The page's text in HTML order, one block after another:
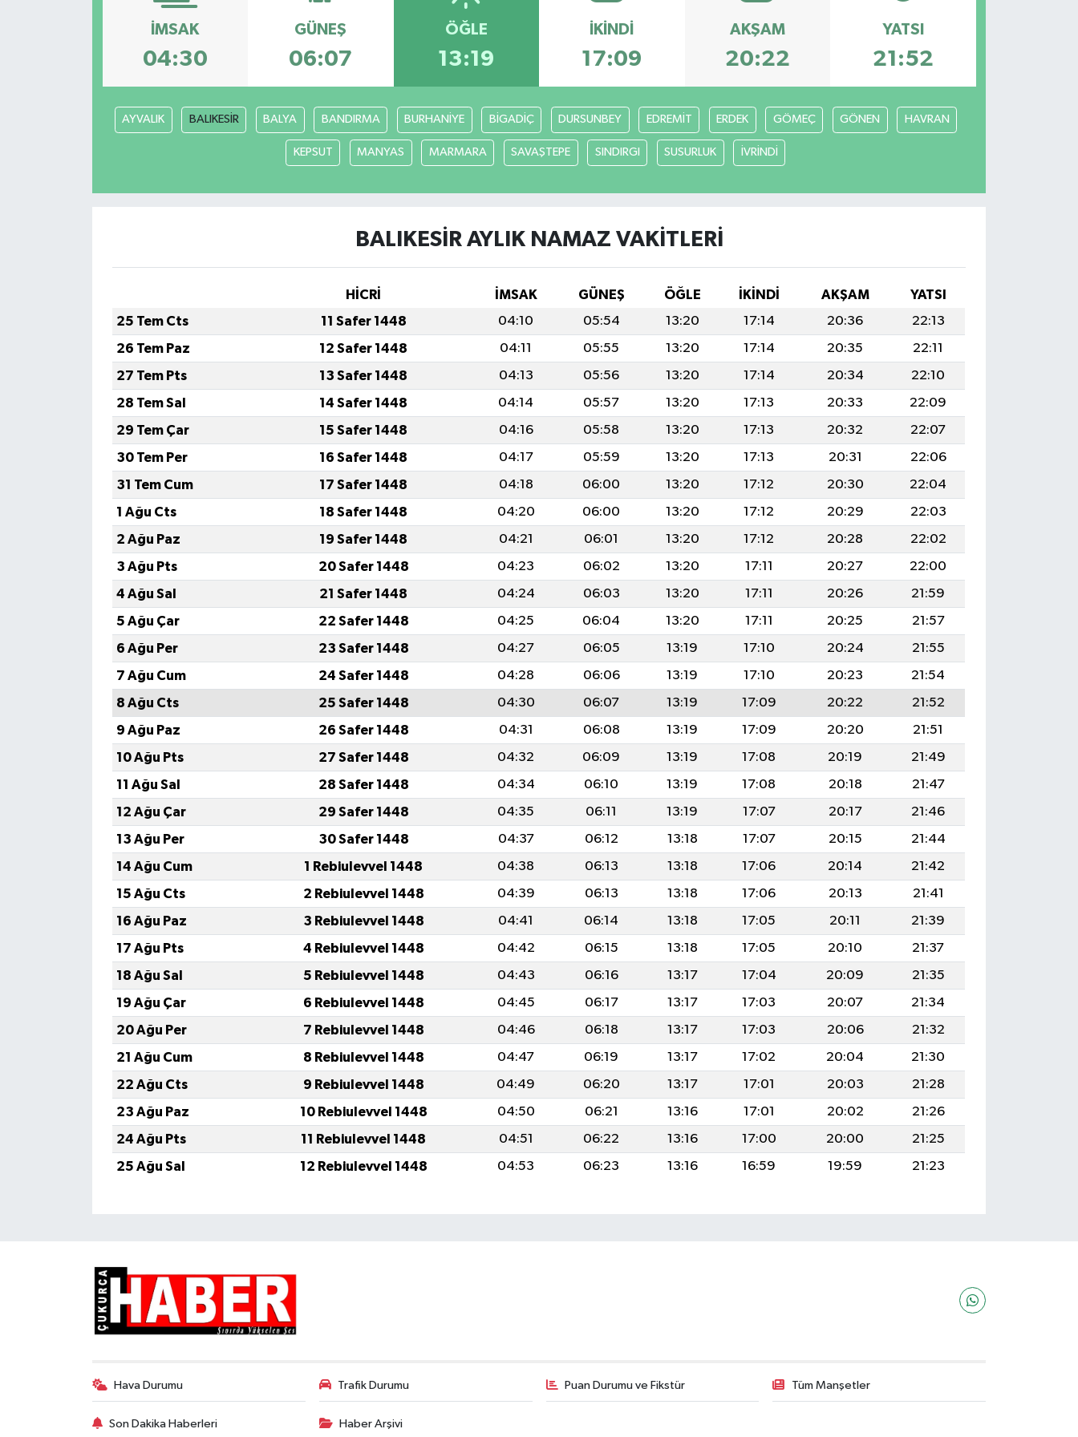
İMSAK
04:30
GÜNEŞ
06:07
ÖĞLE
13:19
İKINDI
17:09
AKŞAM
20:22
YATSI
21:52
AYVALIK BALIKESİR BALYA BANDIRMA BURHANİYE BİGADİÇ DURSUNBEY EDREMİT ERDEK GÖMEÇ GÖNEN HAVRAN
KEPSUT MANYAS MARMARA SAVAŞTEPE SINDIRGI SUSURLUK İVRİNDİ
BALIKESİR AYLIK NAMAZ VAKITLERI
HİCRİ İMSAK GÜNEŞ ÖĞLE İKINDI AKŞAM
YATSI
25 Tem Cts
11 Safer 1448 04:10 05:54 13:20 17:14 20:36
22:13
26 Tem Paz
12 Safer 1448 04:11 05:55 13:20 17:14 20:35
22:11
27 Tem Pts
13 Safer 1448 04:13 05:56 13:20 17:14 20:34
22:10
28 Tem Sal
14 Safer 1448 04:14 05:57 13:20 17:13 20:33
22:09
29 Tem Çar
15 Safer 1448 04:16 05:58 13:20 17:13 20:32
22:07
30 Tem Per
16 Safer 1448 04:17 05:59 13:20 17:13 20:31
22:06
31 Tem Cum
17 Safer 1448 04:18 06:00 13:20 17:12 20:30
22:04
1 Ağu Cts
18 Safer 1448 04:20 06:00 13:20 17:12 20:29
22:03
2 Ağu Paz
19 Safer 1448 04:21 06:01 13:20 17:12 20:28
22:02
3 Ağu Pts
20 Safer 1448 04:23 06:02 13:20 17:11 20:27
22:00
4 Ağu Sal
21 Safer 1448 04:24 06:03 13:20 17:11 20:26
21:59
5 Ağu Çar
22 Safer 1448 04:25 06:04 13:20 17:11 20:25
21:57
6 Ağu Per
23 Safer 1448 04:27 06:05 13:19 17:10 20:24
21:55
7 Ağu Cum
24 Safer 1448 04:28 06:06 13:19 17:10 20:23
21:54
8 Ağu Cts
25 Safer 1448 04:30 06:07 13:19 17:09 20:22
21:52
9 Ağu Paz
26 Safer 1448 04:31 06:08 13:19 17:09 20:20
21:51
10 Ağu Pts
27 Safer 1448 04:32 06:09 13:19 17:08 20:19
21:49
11 Ağu Sal
28 Safer 1448 04:34 06:10 13:19 17:08 20:18
21:47
12 Ağu Çar
29 Safer 1448 04:35 06:11 13:19 17:07 20:17
21:46
13 Ağu Per
30 Safer 1448 04:37 06:12 13:18 17:07 20:15
21:44
14 Ağu Cum
1 Rebiulevvel 1448 04:38 06:13 13:18 17:06 20:14
21:42
15 Ağu Cts
2 Rebiulevvel 1448 04:39 06:13 13:18 17:06 20:13
21:41
16 Ağu Paz
3 Rebiulevvel 1448 04:41 06:14 13:18 17:05 20:11
21:39
17 Ağu Pts
4 Rebiulevvel 1448 04:42 06:15 13:18 17:05 20:10
21:37
18 Ağu Sal
5 Rebiulevvel 1448 04:43 06:16 13:17 17:04 20:09
21:35
19 Ağu Çar
6 Rebiulevvel 1448 04:45 06:17 13:17 17:03 20:07
21:34
20 Ağu Per
7 Rebiulevvel 1448 04:46 06:18 13:17 17:03 20:06
21:32
21 Ağu Cum
8 Rebiulevvel 1448 04:47 06:19 13:17 17:02 20:04
21:30
22 Ağu Cts
9 Rebiulevvel 1448 04:49 06:20 13:17 17:01 20:03
21:28
23 Ağu Paz
10 Rebiulevvel 1448 04:50 06:21 13:16 17:01 20:02
21:26
24 Ağu Pts
11 Rebiulevvel 1448 04:51 06:22 13:16 17:00 20:00
21:25
25 Ağu Sal
12 Rebiulevvel 1448 04:53 06:23 13:16 16:59 19:59 21:23
Hava Durumu Trafik Durumu Puan Durumu ve Fikstür Tüm Manşetler
Son Dakika Haberleri Haber Arşivi